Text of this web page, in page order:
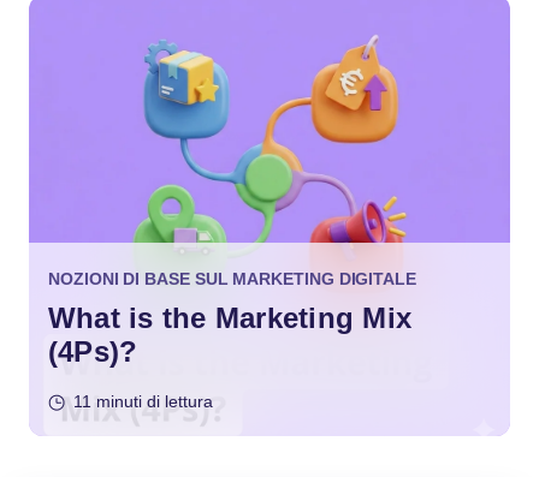
NOZIONI DI BASE SUL MARKETING DIGITALE
What is the Marketing Mix
(4Ps)?
11 minuti di lettura